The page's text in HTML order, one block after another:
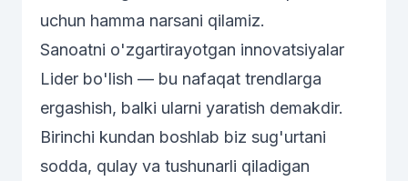
uchun hamma narsani qilamiz.
Sanoatni o'zgartirayotgan innovatsiyalar
Lider bo'lish — bu nafaqat trendlarga
ergashish, balki ularni yaratish demakdir.
Birinchi kundan boshlab biz sug'urtani
sodda, qulay va tushunarli qiladigan